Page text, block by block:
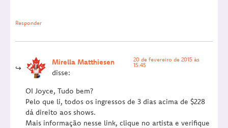
Responder
Mirella Matthiesen
disse:
20 de fevereiro de 2015 às
15:45
OI Joyce, Tudo bem?
Pelo que li, todos os ingressos de 3 dias acima de $228
dá direito aos shows.
Mais informação nesse link, clique no artista e verifique